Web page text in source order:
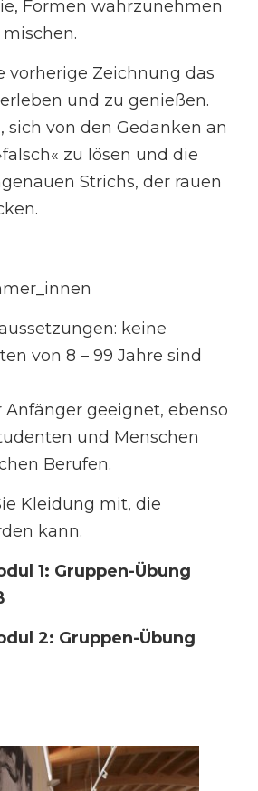
Formen wahrzunehmen
vorherige Zeichnung das
und zu genießen.
sich von den Gedanken an
zu lösen und die
Strichs, der rauen
keine
von 8 – 99 Jahre sind
Anfänger geeignet, ebenso
und Menschen
Berufen.
Kleidung mit, die
kann.
1: Gruppen-Übung
2: Gruppen-Übung